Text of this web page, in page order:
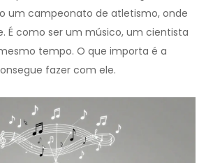
um campeonato de atletismo, onde
É como ser um músico, um cientista
tempo. O que importa é a
fazer com ele.